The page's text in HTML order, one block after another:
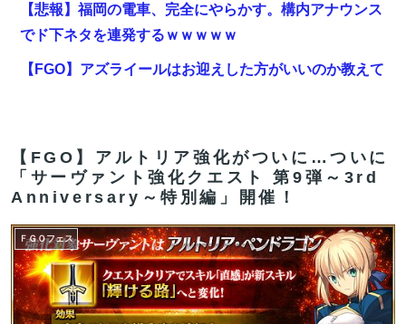
【悲報】福岡の電車、完全にやらかす。構内アナウンス
でド下ネタを連発するｗｗｗｗｗ
【FGO】アズライールはお迎えした方がいいのか教えて
「住信SBI」が「ドコモの銀行」に変わってうんざりし
てるやつｗｗｗｗｗｗｗ
3986
【動画】タイのティパンコーン王子が日本人女性とデー
トか？
【FGO】アルトリア強化がついに…ついに
「サーヴァント強化クエスト 第9弾～3rd
Anniversary～特別編」開催！
ＦＧＯフェス